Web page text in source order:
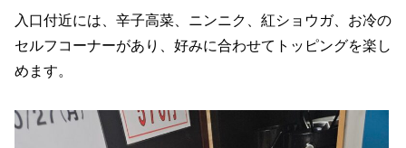
入口付近には、辛子高菜、ニンニク、紅ショウガ、お冷の
セルフコーナーがあり、好みに合わせてトッピングを楽し
めます。